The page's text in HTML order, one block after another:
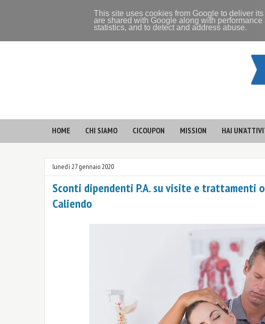
HOME CHI SIAMO CICOUPON MISSION HAI
lunedì 27 gennaio 2020
Sconti dipendenti P.A. su visite e trattamenti
Caliendo
This site uses cookies from Google to deliver
are shared with Google along with
statistics, and to detect and address abuse.